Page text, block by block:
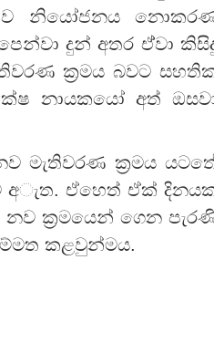
නියෝජනය
දුන් අතර ඒ්වා
ක්‍රමය බවට
නායකයෝ අත්
මැතිවරණ ක්‍රමය
අැත. ඒහෙත් ඒක්
ක්‍රමයෙන් ගෙන
කළවුන්මය.